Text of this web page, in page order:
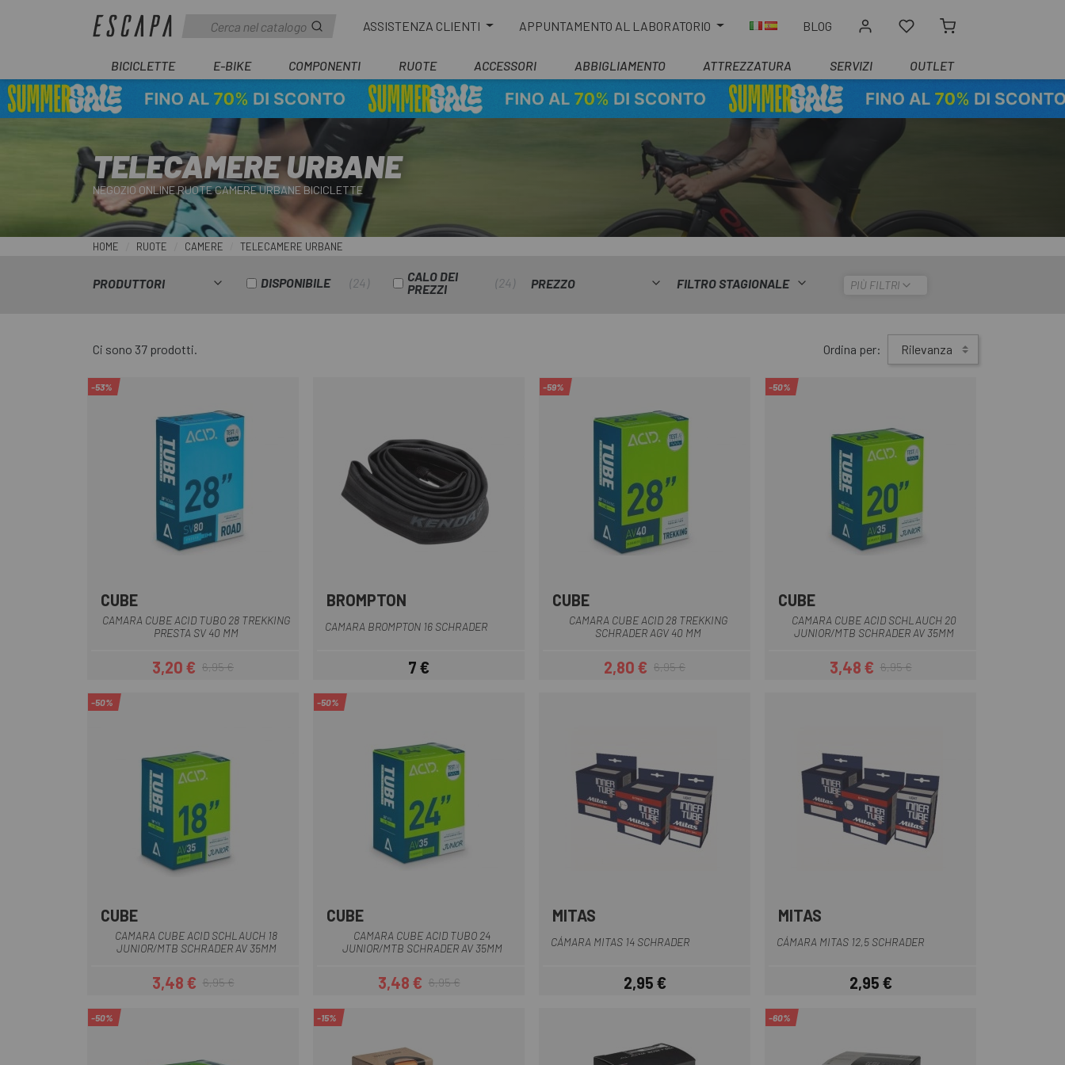
ASSISTENZA CLIENTI APPUNTAMENTO AL LABORATORIO BLOG
BICICLETTE E-BIKE COMPONENTI RUOTE ACCESSORI ABBIGLIAMENTO ATTREZZATURA SERVIZI OUTLET
TELECAMERE URBANE
NEGOZIO ONLINE RUOTE CAMERE URBANE BICICLETTE
HOME RUOTE CAMERE TELECAMERE URBANE
PRODUTTORI DISPONIBILE 24
CALO DEI
PREZZI
24 PREZZO FILTRO STAGIONALE PIÙ FILTRI
Ci sono 37 prodotti. Ordina per: Rilevanza
-53%
CUBE
CAMARA CUBE ACID TUBO 28 TREKKING
PRESTA SV 40 MM
Prezzo
3,20 €Prezzo base
6,95 €
BROMPTON
CAMARA BROMPTON 16 SCHRADER
Prezzo
7 €
-59%
CUBE
CAMARA CUBE ACID 28 TREKKING
SCHRADER AGV 40 MM
Prezzo
2,80 €Prezzo base
6,95 €
-50%
CUBE
CAMARA CUBE ACID SCHLAUCH 20
JUNIOR/MTB SCHRADER AV 35MM
Prezzo
3,48 €Prezzo base
6,95 €
-50%
CUBE
CAMARA CUBE ACID SCHLAUCH 18
JUNIOR/MTB SCHRADER AV 35MM
Prezzo
3,48 €Prezzo base
6,95 €
-50%
CUBE
CAMARA CUBE ACID TUBO 24
JUNIOR/MTB SCHRADER AV 35MM
Prezzo
3,48 €Prezzo base
6,95 €
MITAS
CÁMARA MITAS 14 SCHRADER
Prezzo
2,95 €
MITAS
CÁMARA MITAS 12,5 SCHRADER
Prezzo
2,95 €
-50% -15% -60%